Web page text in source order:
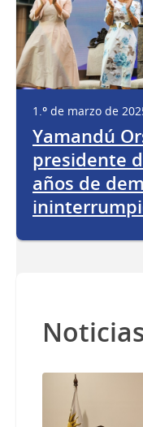
1.º de marzo de
Yamandú
presidente
años de